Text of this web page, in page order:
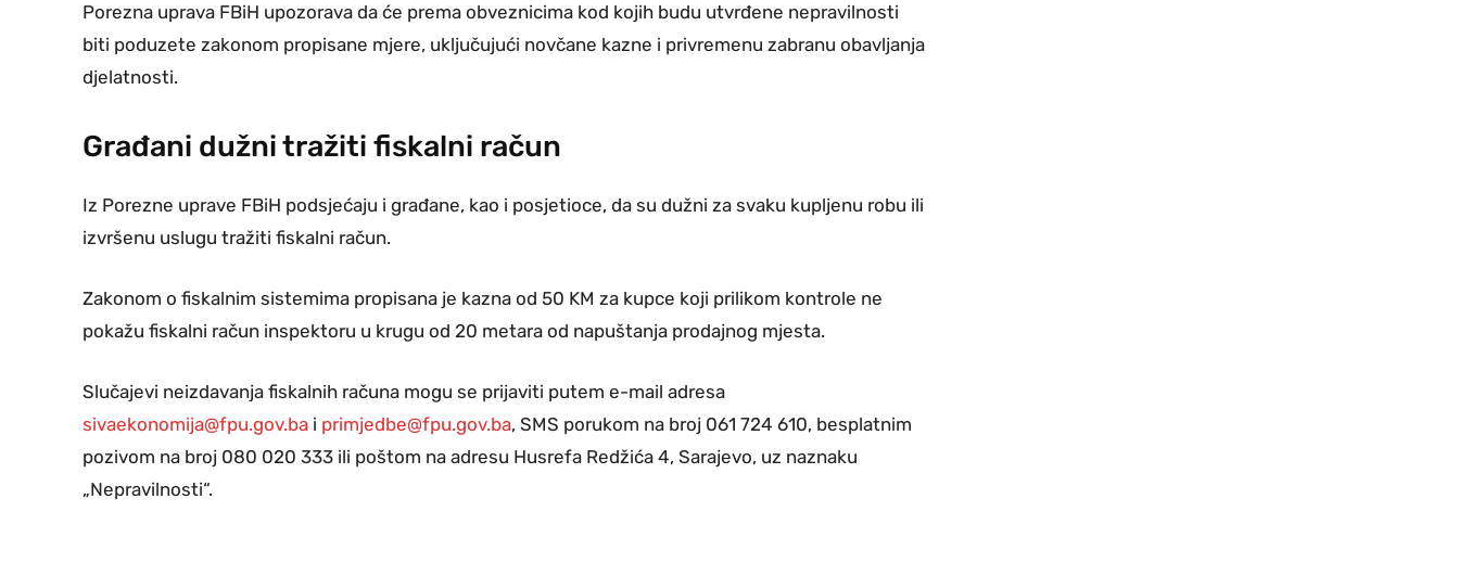
Porezna uprava FBiH upozorava da će prema obveznicima kod kojih budu utvrđene nepravilnosti
biti poduzete zakonom propisane mjere, uključujući novčane kazne i privremenu zabranu obavljanja
djelatnosti.
Građani dužni tražiti fiskalni račun
Iz Porezne uprave FBiH podsjećaju i građane, kao i posjetioce, da su dužni za svaku kupljenu robu ili
izvršenu uslugu tražiti fiskalni račun.
Zakonom o fiskalnim sistemima propisana je kazna od 50 KM za kupce koji prilikom kontrole ne
pokažu fiskalni račun inspektoru u krugu od 20 metara od napuštanja prodajnog mjesta.
Slučajevi neizdavanja fiskalnih računa mogu se prijaviti putem e-mail adresa
sivaekonomija@fpu.gov.ba i primjedbe@fpu.gov.ba, SMS porukom na broj 061 724 610, besplatnim
pozivom na broj 080 020 333 ili poštom na adresu Husrefa Redžića 4, Sarajevo, uz naznaku
„Nepravilnosti“.